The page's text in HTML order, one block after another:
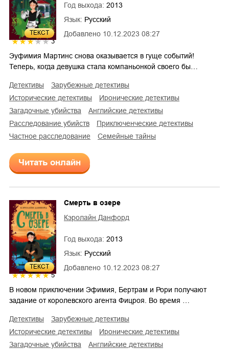
ТЕКСТ
3
Добавлено 10.12.2023 08:27
Год выхода: 2013
Язык: Русский
Эуфимия Мартинс снова оказывается в гуще событий!
Теперь, когда девушка стала компаньонкой своего бы…
детективы
зарубежные детективы
исторические детективы
иронические детективы
загадочные убийства
английские детективы
расследование убийств
приключенческие детективы
частное расследование
семейные тайны
Читать онлайн
ТЕКСТ
5
Добавлено 10.12.2023 08:27
Смерть в озере
Кэролайн Данфорд
Год выхода: 2013
Язык: Русский
В новом приключении Эфимия, Бертрам и Рори получают
задание от королевского агента Фицроя. Во время …
детективы
зарубежные детективы
исторические детективы
иронические детективы
загадочные убийства
английские детективы